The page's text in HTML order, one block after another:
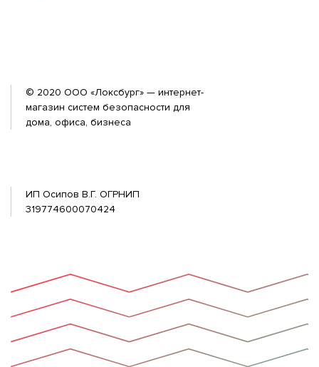
© 2020 ООО «Локсбург» — интернет-
магазин систем безопасности для
дома, офиса, бизнеса
ИП Осипов В.Г. ОГРНИП
319774600070424